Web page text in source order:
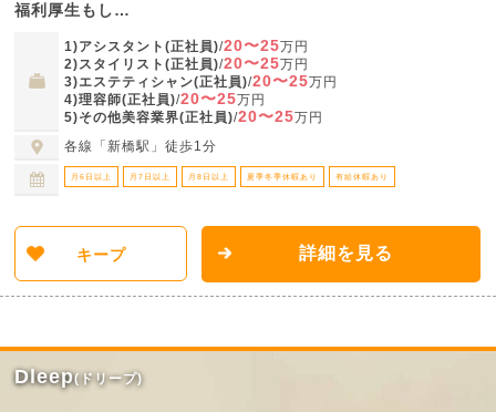
福利厚生もし…
1)アシスタント(正社員)/20〜25万円
2)スタイリスト(正社員)/20〜25万円
3)エステティシャン(正社員)/20〜25万円
4)理容師(正社員)/20〜25万円
5)その他美容業界(正社員)/20〜25万円
各線「新橋駅」徒歩1分
月6日以上 月7日以上 月8日以上 夏季冬季休暇あり 有給休暇あり
キープ 詳細を見る
Dleep(ドリープ)